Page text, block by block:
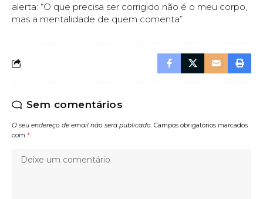
alerta: “O que precisa ser corrigido não é o meu corpo,
mas a mentalidade de quem comenta”
Sem comentários
O seu endereço de email não será publicado. Campos obrigatórios marcados
com *